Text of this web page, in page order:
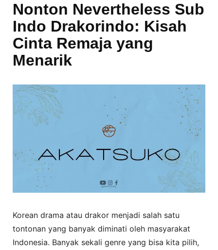
Nonton Nevertheless Sub
Indo Drakorindo: Kisah
Cinta Remaja yang
Menarik
Korean drama atau drakor menjadi salah satu
tontonan yang banyak diminati oleh masyarakat
Indonesia. Banyak sekali genre yang bisa kita pilih,